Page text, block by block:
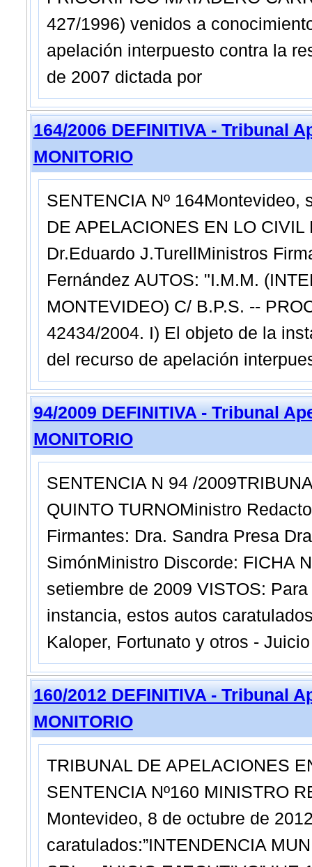
427/1996) venidos a
apelación interpuesto contra la
de 2007 dictada por
164/2006 DEFINITIVA - Tribunal
MONITORIO
SENTENCIA Nº
DE APELACIONES EN LO
Dr.Eduardo J.TurellMinistros
Fernández AUTOS: "I.M.M.
MONTEVIDEO) C/ B.P.S. --
42434/2004. I) El objeto de la
del recurso de apelación
94/2009 DEFINITIVA - Tribunal
MONITORIO
SENTENCIA N 94 /
QUINTO TURNOMinistro
Firmantes: Dra. Sandra Presa
SimónMinistro Discorde: FICHA
setiembre de 2009 VISTOS:
instancia, estos autos
Kaloper, Fortunato y otros -
160/2012 DEFINITIVA - Tribunal
MONITORIO
TRIBUNAL DE APELACIONES
SENTENCIA Nº160 MINISTRO
Montevideo, 8 de octubre de
caratulados:”INTENDENCIA